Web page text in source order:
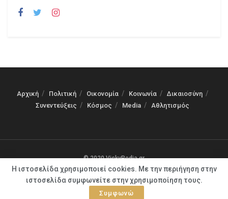
Αρχική Πολιτική Οικονομία Κοινωνία
Δικαιοσύνη
Συνεντεύξεις
Κόσμος Media Αθλητισμός
© 2020 VickyPedia.gr
Η ιστοσελίδα χρησιμοποιεί cookies. Με την περιήγηση στην
ιστοσελίδα συμφωνείτε στην χρησιμοποίηση τους.
Συμφωνώ